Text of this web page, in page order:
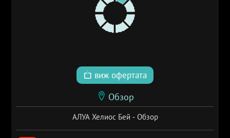
виж офертата
Обзор
АЛУА Хелиос Бей - Обзор